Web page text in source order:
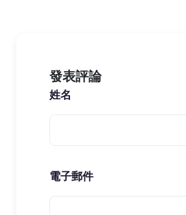
發表評論
姓名
電子郵件